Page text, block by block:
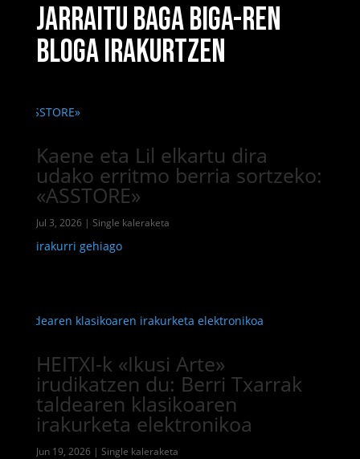
JARRAITU BAGA BIGA-REN
BLOGA IRAKURTZEN
Kaene eta Lil elkartu dira
udako erritmo berria sortzeko:
«ASSTORE»
Jul 3, 2026 | Single kaleraketa
irakurri gehiago
HEITXI-k «Ikusi Arte»
irudikatzen du: Berri Txarrak
taldearen klasikoaren
irakurketa elektronikoa
Jun 19, 2026 | Single kaleraketa